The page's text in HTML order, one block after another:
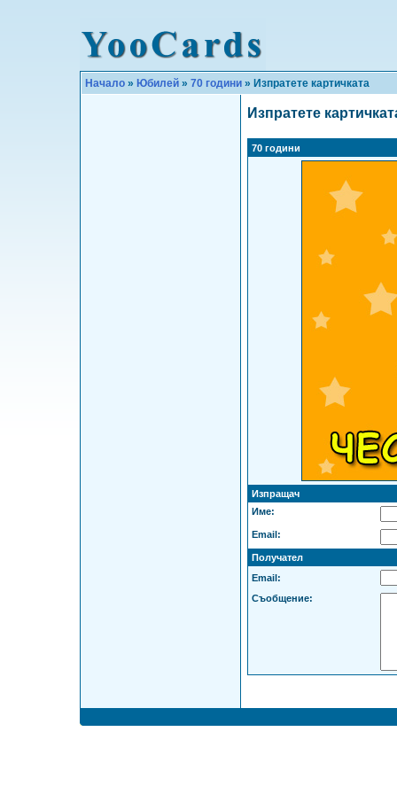
Начало » Юбилей » 70 години » Изпратете картичката
Изпратете
70 години
Изпращач
Име:
Email:
Получател
Email:
Съобщение: